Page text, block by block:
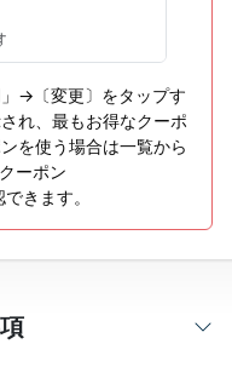
→〔変更〕をタップす
れ、最もお得なクーポ
を使う場合は一覧から
ーポン
きます。